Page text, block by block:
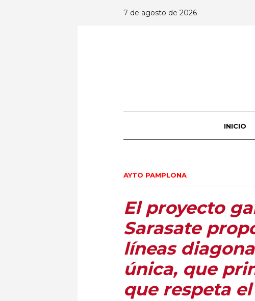
7 de agosto de 2026
INICIO
AYTO PAMPLONA
El proyecto
Sarasate
líneas
única, que
que respeta